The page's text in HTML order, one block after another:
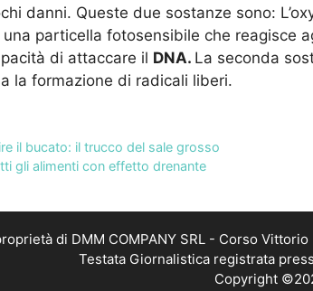
danni. Queste due sostanze sono:
particella fotosensibile che reagisce
di attaccare il DNA. La seconda
la formazione di radicali liberi.
il bucato: il trucco del sale grosso
gli alimenti con effetto drenante
di DMM COMPANY SRL - Corso
Testata Giornalistica registrata
Copyright